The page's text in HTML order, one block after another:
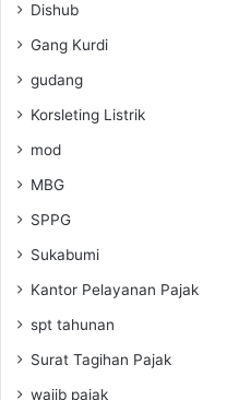
Dishub
Gang Kurdi
gudang
Korsleting Listrik
mod
MBG
SPPG
Sukabumi
Kantor Pelayanan Pajak
spt tahunan
Surat Tagihan Pajak
wajib pajak